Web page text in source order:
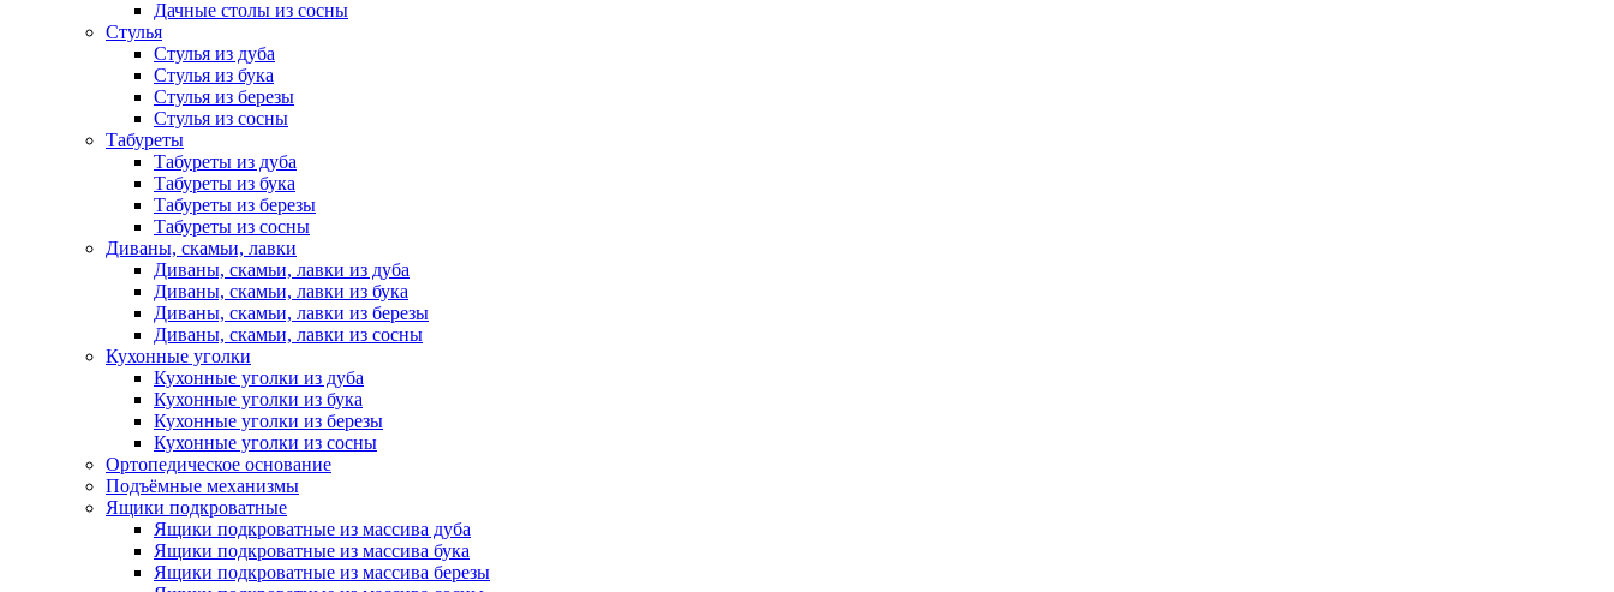
Дачные столы из сосны
Стулья
Стулья из дуба
Стулья из бука
Стулья из березы
Стулья из сосны
Табуреты
Табуреты из дуба
Табуреты из бука
Табуреты из березы
Табуреты из сосны
Диваны, скамьи, лавки
Диваны, скамьи, лавки из дуба
Диваны, скамьи, лавки из бука
Диваны, скамьи, лавки из березы
Диваны, скамьи, лавки из сосны
Кухонные уголки
Кухонные уголки из дуба
Кухонные уголки из бука
Кухонные уголки из березы
Кухонные уголки из сосны
Ортопедическое основание
Подъёмные механизмы
Ящики подкроватные
Ящики подкроватные из массива дуба
Ящики подкроватные из массива бука
Ящики подкроватные из массива березы